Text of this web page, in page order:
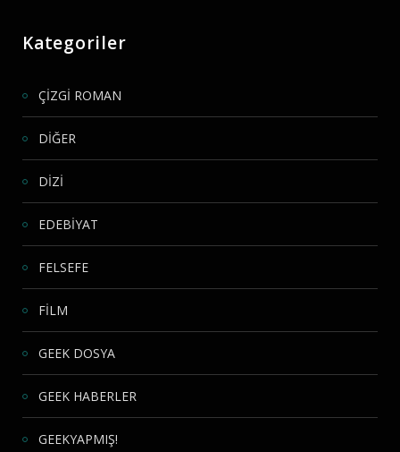
Kategoriler
ÇİZGİ ROMAN
DİĞER
DİZİ
EDEBİYAT
FELSEFE
FİLM
GEEK DOSYA
GEEK HABERLER
GEEKYAPMIŞ!